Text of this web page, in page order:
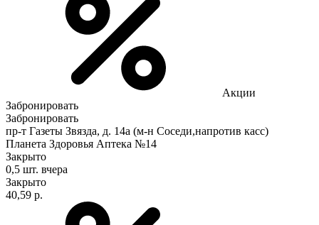
Акции
Забронировать
Забронировать
пр-т Газеты Звязда, д. 14а (м-н Соседи,напротив касс)
Планета Здоровья Аптека №14
Закрыто
0,5 шт. вчера
Закрыто
40,59 р.